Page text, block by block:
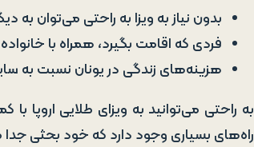
بدون نیاز به ویزا به راحتی می‌توان
فردی که اقامت بگیرد، همراه با
هزینه‌های زندگی در یونان نسبت به
به راحتی می‌توانید به ویزای طلایی اروپا
راه‌های بسیاری وجود دارد که خود بحثی